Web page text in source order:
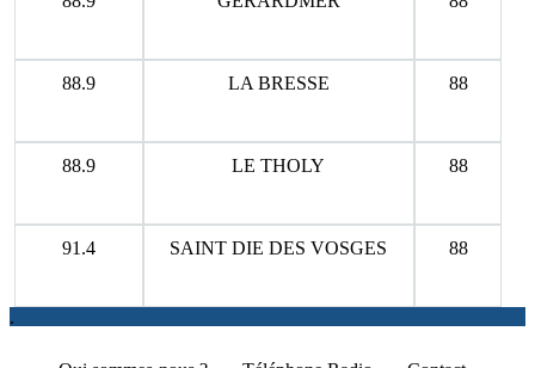
88.9 LA BRESSE 88
88.9 LE THOLY 88
91.4 SAINT DIE DES VOSGES 88
.